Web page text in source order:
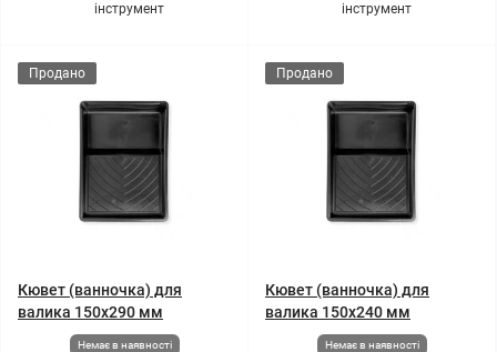
інструмент
інструмент
Продано
Кювет (ванночка) для
валика 150x290 мм
Немає в наявності
Продано
Кювет (ванночка) для
валика 150x240 мм
Немає в наявності